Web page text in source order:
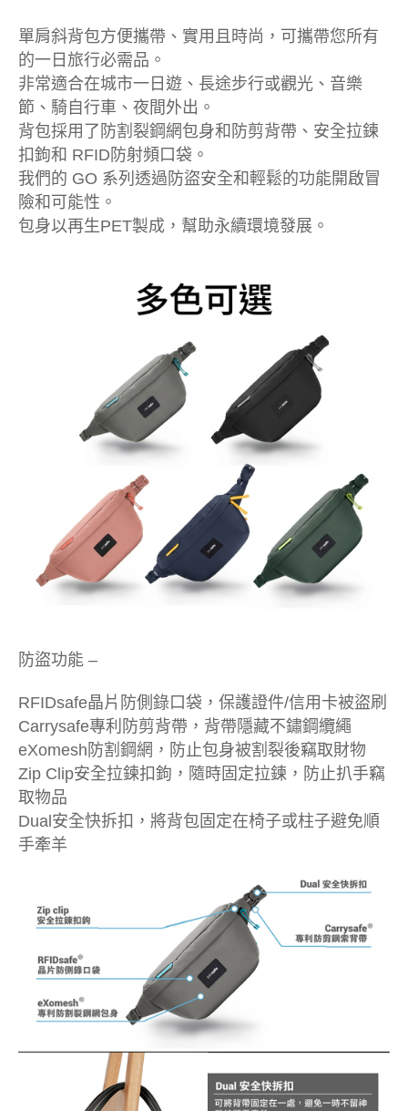
單肩斜背包方便攜帶、實用且時尚，可攜帶您所有
的一日旅行必需品。
非常適合在城市一日遊、長途步行或觀光、音樂
節、騎自行車、夜間外出。
背包採用了防割裂鋼網包身和防剪背帶、安全拉鍊
扣鉤和 RFID防射頻口袋。
我們的 GO 系列透過防盜安全和輕鬆的功能開啟冒
險和可能性。
包身以再生PET製成，幫助永續環境發展。
防盜功能 –
RFIDsafe晶片防側錄口袋，保護證件/信用卡被盜刷
Carrysafe專利防剪背帶，背帶隱藏不鏽鋼纜繩
eXomesh防割鋼網，防止包身被割裂後竊取財物
Zip Clip安全拉鍊扣鉤，隨時固定拉鍊，防止扒手竊
取物品
Dual安全快拆扣，將背包固定在椅子或柱子避免順
手牽羊